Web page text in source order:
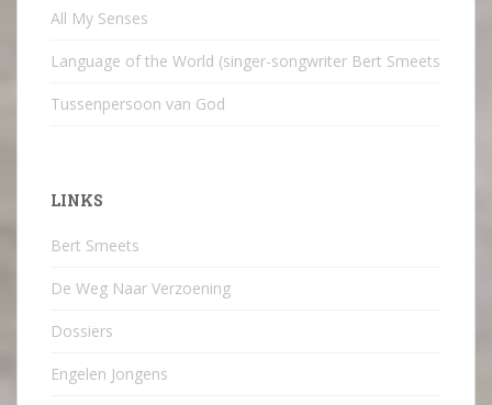
All My Senses
Language of the World (singer-songwriter Bert Smeets
Tussenpersoon van God
LINKS
Bert Smeets
De Weg Naar Verzoening
Dossiers
Engelen Jongens